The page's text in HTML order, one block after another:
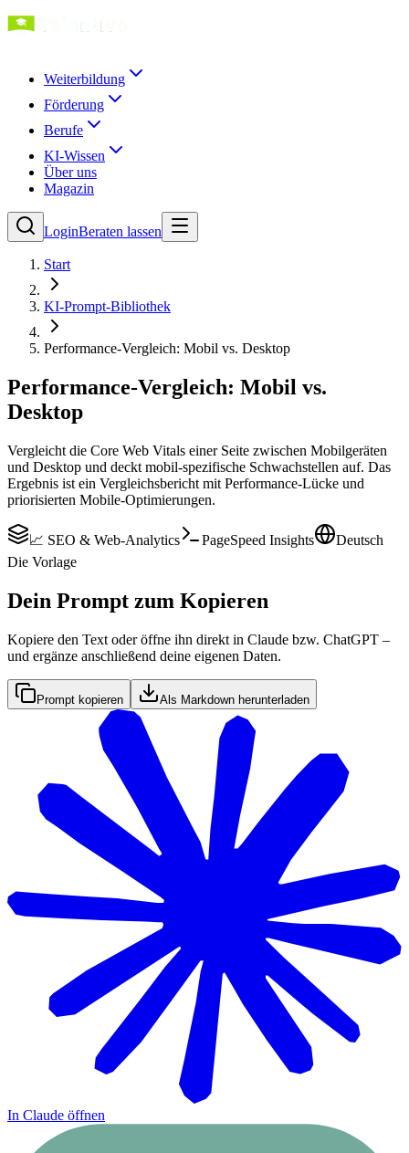
Weiterbildung
Förderung
Berufe
KI-Wissen
Über uns
Magazin
LoginBeraten lassen
Start
KI-Prompt-Bibliothek
Performance-Vergleich: Mobil vs. Desktop
Performance-Vergleich: Mobil vs.
Desktop
Vergleicht die Core Web Vitals einer Seite zwischen Mobilgeräten
und Desktop und deckt mobil-spezifische Schwachstellen auf. Das
Ergebnis ist ein Vergleichsbericht mit Performance-Lücke und
priorisierten Mobile-Optimierungen.
📈 SEO & Web-Analytics PageSpeed Insights
Deutsch
Die Vorlage
Dein Prompt zum Kopieren
Kopiere den Text oder öffne ihn direkt in Claude bzw. ChatGPT –
und ergänze anschließend deine eigenen Daten.
Prompt kopieren Als Markdown herunterladen
In Claude öffnen